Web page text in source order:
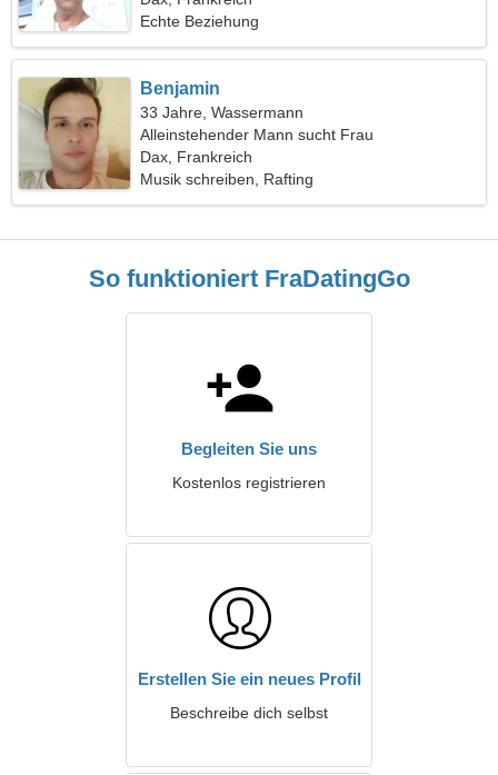
Echte Beziehung
Benjamin
33 Jahre, Wassermann
Alleinstehender Mann sucht Frau
Dax, Frankreich
Musik schreiben, Rafting
So funktioniert FraDatingGo
Begleiten Sie uns
Kostenlos registrieren
Erstellen Sie ein neues Profil
Beschreibe dich selbst